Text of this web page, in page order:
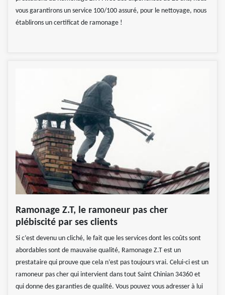
vous garantirons un service 100/100 assuré, pour le nettoyage, nous
établirons un certificat de ramonage !
Ramonage Z.T, le ramoneur pas cher
plébiscité par ses clients
Si c’est devenu un cliché, le fait que les services dont les coûts sont
abordables sont de mauvaise qualité, Ramonage Z.T est un
prestataire qui prouve que cela n’est pas toujours vrai. Celui-ci est un
ramoneur pas cher qui intervient dans tout Saint Chinian 34360 et
qui donne des garanties de qualité. Vous pouvez vous adresser à lui